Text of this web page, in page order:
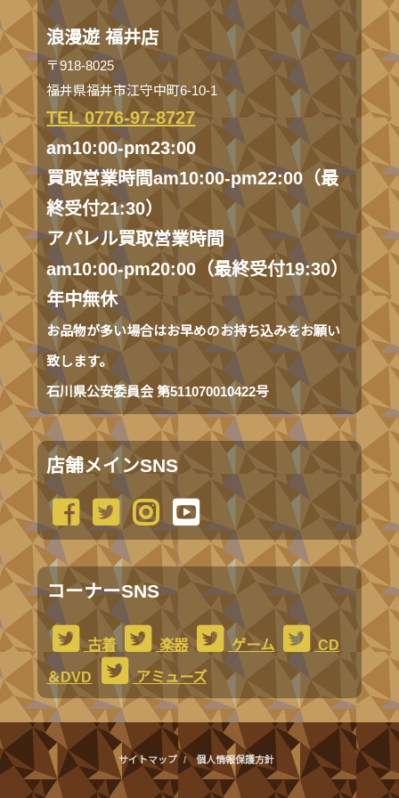
浪漫遊 福井店
〒918-8025
福井県福井市江守中町6-10-1
TEL 0776-97-8727
am10:00-pm23:00
買取営業時間am10:00-pm22:00（最
終受付21:30）
アパレル買取営業時間
am10:00-pm20:00（最終受付19:30）
年中無休
お品物が多い場合はお早めのお持ち込みをお願い
致します。
石川県公安委員会 第511070010422号
店舗メインSNS
コーナーSNS
古着 楽器 ゲーム
CD
＆DVD
アミューズ
サイトマップ 個人情報保護方針